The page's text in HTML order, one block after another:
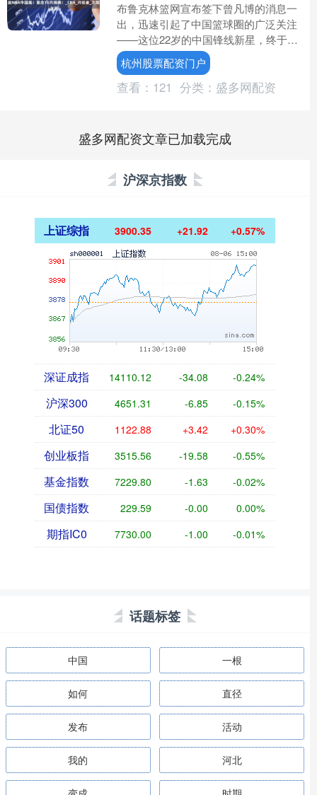
布鲁克林篮网宣布签下曾凡博的消息一
出，迅速引起了中国篮球圈的广泛关注
——这位22岁的中国锋线新星，终于要
披上NBA战袍了！不过，别急着庆祝，
仔细看看合同条款，这....
杭州股票配资门户
查看： 121 分类： 盛多网配资
盛多网配资文章已加载完成
沪深京指数
上证综指 3900.35 +21.92 +0.57%
深证成指 14110.12 -34.08 -0.24%
沪深300 4651.31 -6.85 -0.15%
北证50 1122.88 +3.42 +0.30%
创业板指 3515.56 -19.58 -0.55%
基金指数 7229.80 -1.63 -0.02%
国债指数 229.59 -0.00 0.00%
期指IC0 7730.00 -1.00 -0.01%
话题标签
中国 一根
如何 直径
发布 活动
我的 河北